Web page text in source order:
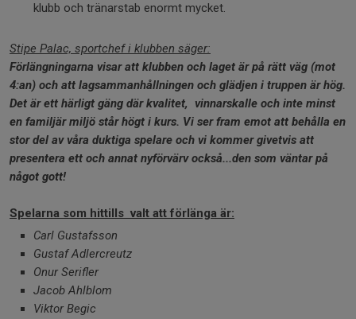
klubb och tränarstab enormt mycket.
Stipe Palac, sportchef i klubben säger:
Förlängningarna visar att klubben och laget är på rätt väg (mot
4:an) och att lagsammanhållningen och glädjen i truppen är hög.
Det är ett härligt gäng där kvalitet, vinnarskalle och inte minst
en familjär miljö står högt i kurs. Vi ser fram emot att behålla en
stor del av våra duktiga spelare och vi kommer givetvis att
presentera ett och annat nyförvärv också...den som väntar på
något gott!
Spelarna som hittills valt att förlänga är:
Carl Gustafsson
Gustaf Adlercreutz
Onur Serifler
Jacob Ahlblom
Viktor Begic